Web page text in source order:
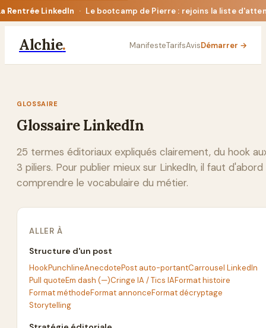
Rentrée LinkedIn · Le bootcamp de Pierre : rejoins la liste
Alchie. ManifesteTarifsAvisDémarrer →
GLOSSAIRE
Glossaire LinkedIn
25 termes éditoriaux expliqués clairement, du hook
3 piliers. Pour publier mieux sur LinkedIn, il faut d'abord
comprendre le vocabulaire du métier.
ALLER À
Structure d'un post
HookPunchlineAnecdotePost auto-portantCarrousel LinkedIn
Pull quoteEm dash (—)Cringe IA / Tics IAFormat histoire
Format méthodeFormat annonceFormat décryptage
Storytelling